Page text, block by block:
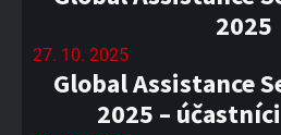
2025
27. 10. 2025
Global Assistance
2025 –